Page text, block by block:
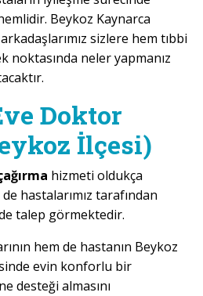
Beykoz Kaynarca
sizlere hem tıbbi
noktasında neler yapmanız
Doktor
İlçesi)
hizmeti oldukça
hastalarımız tarafından
talep görmektedir.
hem de hastanın Beykoz
evin konforlu bir
desteği almasını